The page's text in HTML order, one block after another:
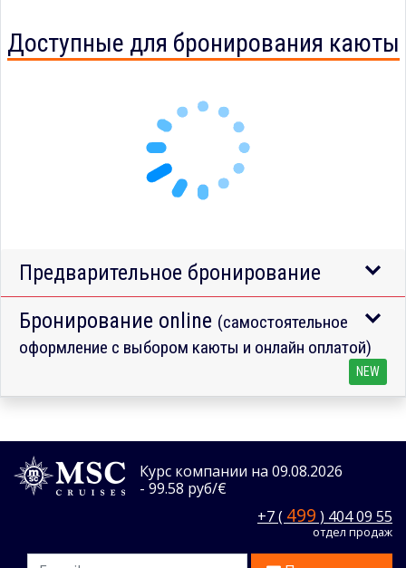
Доступные для бронирования каюты
Предварительное бронирование
Бронирование online (самостоятельное
оформление с выбором каюты и онлайн оплатой)
NEW
Курс компании на 09.08.2026
- 99.58 руб/€
+7 ( 499 ) 404 09 55
отдел продаж